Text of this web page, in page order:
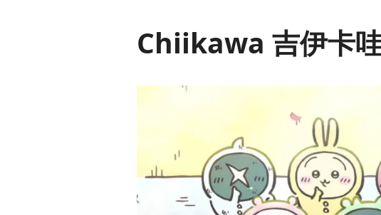
Chiikawa 吉伊卡